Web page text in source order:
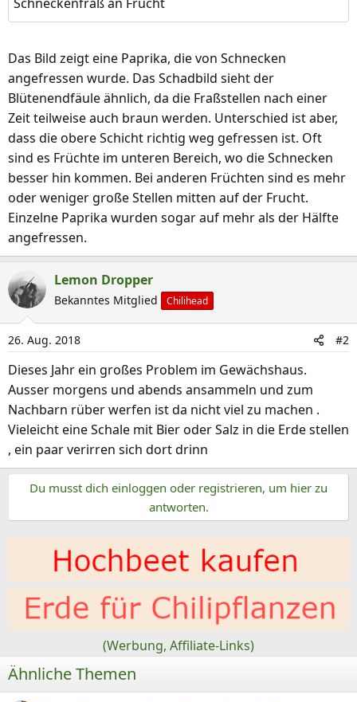
Das Bild zeigt eine Paprika, die von Schnecken
angefressen wurde. Das Schadbild sieht der
Blütenendfäule ähnlich, da die Fraßstellen nach einer
Zeit teilweise auch braun werden. Unterschied ist aber,
dass die obere Schicht richtig weg gefressen ist. Oft
sind es Früchte im unteren Bereich, wo die Schnecken
besser hin kommen. Bei anderen Früchten sind es mehr
oder weniger große Stellen mitten auf der Frucht.
Einzelne Paprika wurden sogar auf mehr als der Hälfte
angefressen.
Lemon Dropper
Bekanntes Mitglied Chilihead
26. Aug. 2018 #2
Dieses Jahr ein großes Problem im Gewächshaus.
Ausser morgens und abends ansammeln und zum
Nachbarn rüber werfen ist da nicht viel zu machen .
Vieleicht eine Schale mit Bier oder Salz in die Erde stellen
, ein paar verirren sich dort drinn
Du musst dich einloggen oder registrieren, um hier zu
antworten.
(Werbung, Affiliate-Links)
Ähnliche Themen